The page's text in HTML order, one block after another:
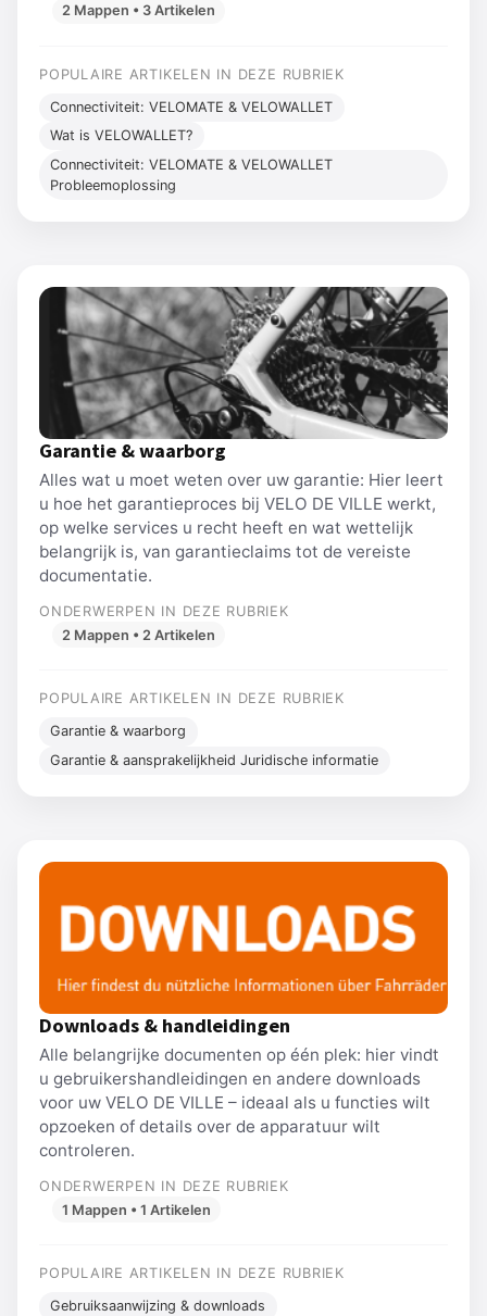
2 Mappen • 3 Artikelen
POPULAIRE ARTIKELEN IN DEZE RUBRIEK
Connectiviteit: VELOMATE & VELOWALLET
Wat is VELOWALLET?
Connectiviteit: VELOMATE & VELOWALLET
Probleemoplossing
Garantie & waarborg
Alles wat u moet weten over uw garantie: Hier leert
u hoe het garantieproces bij VELO DE VILLE werkt,
op welke services u recht heeft en wat wettelijk
belangrijk is, van garantieclaims tot de vereiste
documentatie.
ONDERWERPEN IN DEZE RUBRIEK
2 Mappen • 2 Artikelen
POPULAIRE ARTIKELEN IN DEZE RUBRIEK
Garantie & waarborg
Garantie & aansprakelijkheid Juridische informatie
Downloads & handleidingen
Alle belangrijke documenten op één plek: hier vindt
u gebruikershandleidingen en andere downloads
voor uw VELO DE VILLE – ideaal als u functies wilt
opzoeken of details over de apparatuur wilt
controleren.
ONDERWERPEN IN DEZE RUBRIEK
1 Mappen • 1 Artikelen
POPULAIRE ARTIKELEN IN DEZE RUBRIEK
Gebruiksaanwijzing & downloads